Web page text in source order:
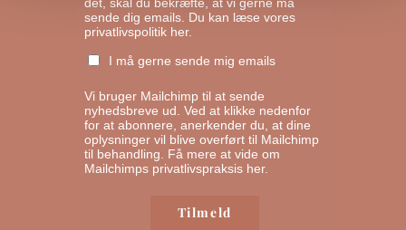
sende dig emails. Du kan læse vores
privatlivspolitik her.
I må gerne sende mig emails
Vi bruger Mailchimp til at sende
nyhedsbreve ud. Ved at klikke nedenfor
for at abonnere, anerkender du, at dine
oplysninger vil blive overført til Mailchimp
til behandling. Få mere at vide om
Mailchimps privatlivspraksis her.